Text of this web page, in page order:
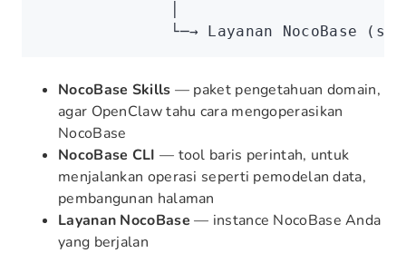
└─→ Layanan NocoBase
NocoBase Skills — paket pengetahuan domain,
agar OpenClaw tahu cara mengoperasikan
NocoBase
NocoBase CLI — tool baris perintah, untuk
menjalankan operasi seperti pemodelan data,
pembangunan halaman
Layanan NocoBase — instance NocoBase Anda
yang berjalan